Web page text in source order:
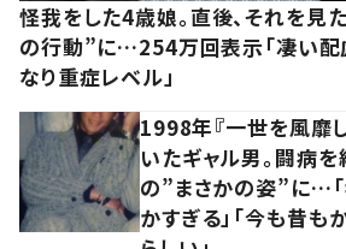
怪我をした4歳娘。直後、それを見
の行動”に…254万回表示「凄い配慮
なり重症レベル」
1998年『一世を風靡
いたギャル男。闘病
の”まさかの姿”に…「
かすぎる」「今も昔も